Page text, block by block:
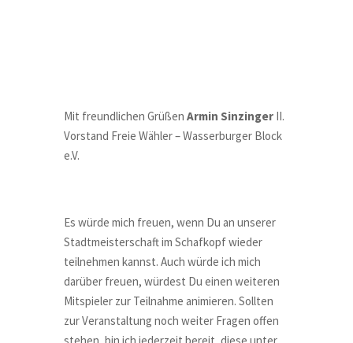
Mit freundlichen Grüßen Armin SinzingerII.
Vorstand Freie Wähler – Wasserburger Block
e.V.
Es würde mich freuen, wenn Du an unserer
Stadtmeisterschaft im Schafkopf wieder
teilnehmen kannst. Auch würde ich mich
darüber freuen, würdest Du einen weiteren
Mitspieler zur Teilnahme animieren. Sollten
zur Veranstaltung noch weiter Fragen offen